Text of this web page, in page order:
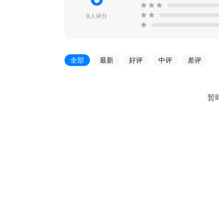
0人评分
全部 最新 好评 中评 差评